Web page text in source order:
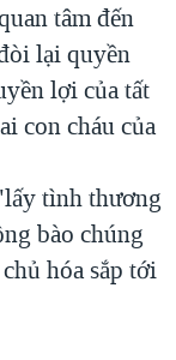
tâm đến
lại quyền
lợi của tất
con cháu của
tình thương
bào chúng
hóa sắp tới